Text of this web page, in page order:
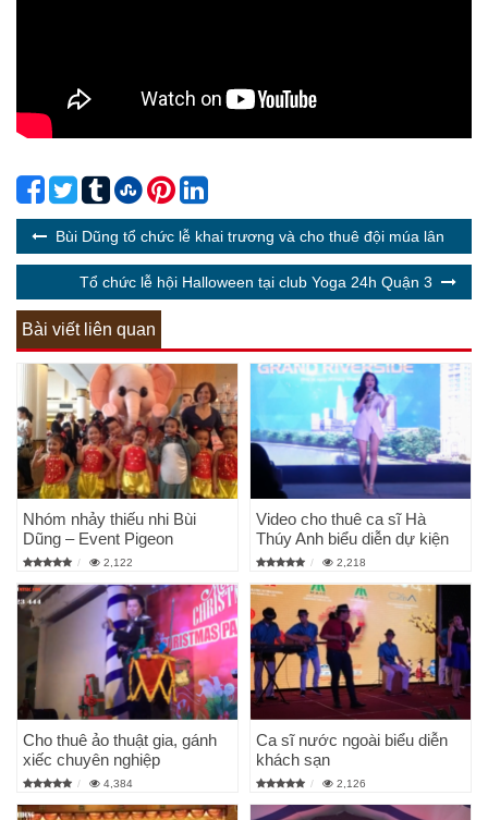
Bùi Dũng tổ chức lễ khai trương và cho thuê đội múa lân
Tổ chức lễ hội Halloween tại club Yoga 24h Quận 3
Bài viết liên quan
Nhóm nhảy thiếu nhi Bùi
Dũng – Event Pigeon
2,122
Video cho thuê ca sĩ Hà
Thúy Anh biểu diễn dự kiện
2,218
Cho thuê ảo thuật gia, gánh
xiếc chuyên nghiệp
4,384
Ca sĩ nước ngoài biểu diễn
khách sạn
2,126